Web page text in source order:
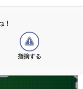
！
指摘する